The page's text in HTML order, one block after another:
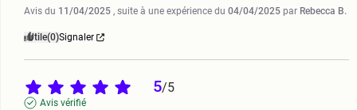
Avis du 11/04/2025 , suite à une expérience du 04/04/2025 par Rebecca B.
Utile(0)Signaler
5/5
Avis vérifié